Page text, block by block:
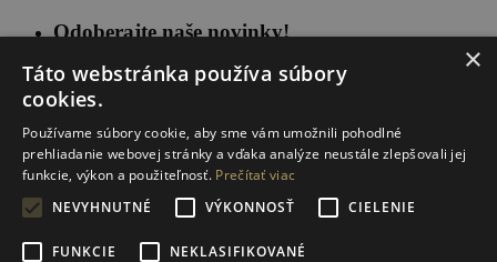
Odoberajte naše novinky!
ponukách.
×
Táto webstránka používa súbory
cookies.
Používame súbory cookie, aby sme vám umožnili pohodlné
prehliadanie webovej stránky a vďaka analýze neustále zlepšovali jej
funkcie, výkon a použiteľnosť. Prečítať viac
NEVYHNUTNÉ
VÝKONNOSŤ CIELENIE
FUNKCIE NEKLASIFIKOVANÉ